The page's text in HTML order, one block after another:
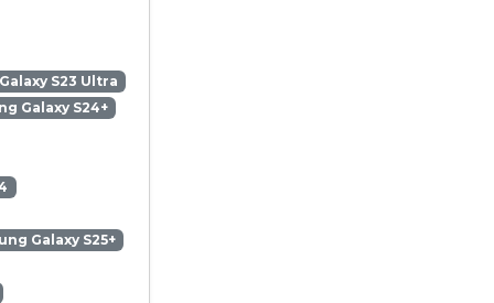
S23 Ultra
Galaxy S24+
Galaxy S25+